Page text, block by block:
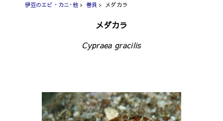
伊豆のエビ・カニ･他> 巻貝 > メダカラ
メダカラ
Cypraea gracilis